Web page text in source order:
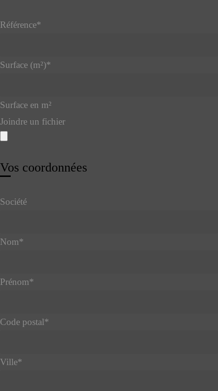
Référence*
Surface (m²)*
Surface en m²
Joindre un fichier
Address*
Vos coordonnées
Société
Nom*
Prénom*
Code postal*
Ville*